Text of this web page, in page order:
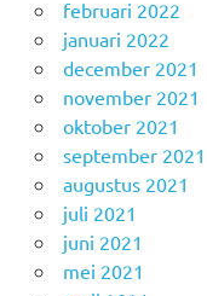
februari 2022
januari 2022
december 2021
november 2021
oktober 2021
september 2021
augustus 2021
juli 2021
juni 2021
mei 2021